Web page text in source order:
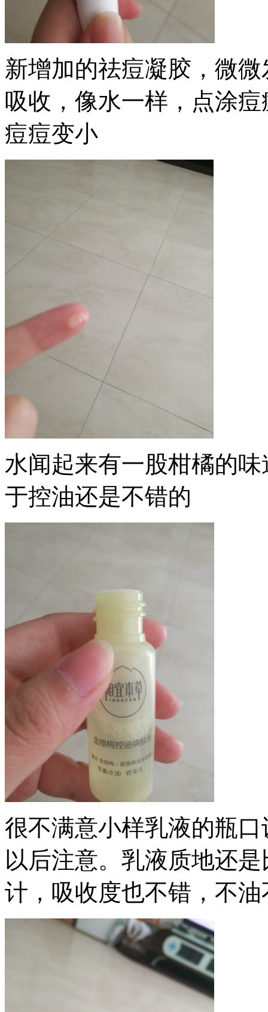
新增加的祛痘凝胶，微
吸收，像水一样，点涂
痘痘变小
水闻起来有一股柑橘的
于控油还是不错的
很不满意小样乳液的瓶
以后注意。乳液质地还
计，吸收度也不错，不